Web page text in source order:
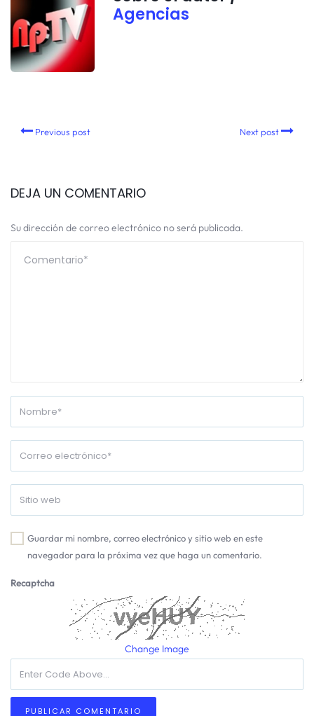
Agencias
Previous post Next post
DEJA UN COMENTARIO
Su dirección de correo electrónico no será publicada.
Guardar mi nombre, correo electrónico y sitio web en este
navegador para la próxima vez que haga un comentario.
Recaptcha
Change Image